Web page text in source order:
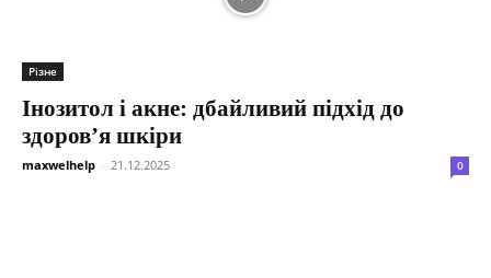
Різне
Інозитол і акне: дбайливий підхід до
здоров’я шкіри
maxwelhelp - 21.12.2025 0